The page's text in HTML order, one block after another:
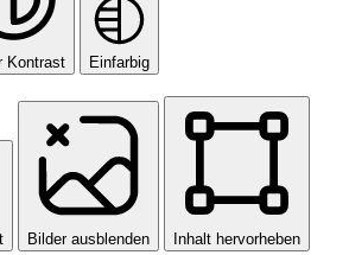
Kontrast Einfarbig
Bilder ausblenden Inhalt hervorheben